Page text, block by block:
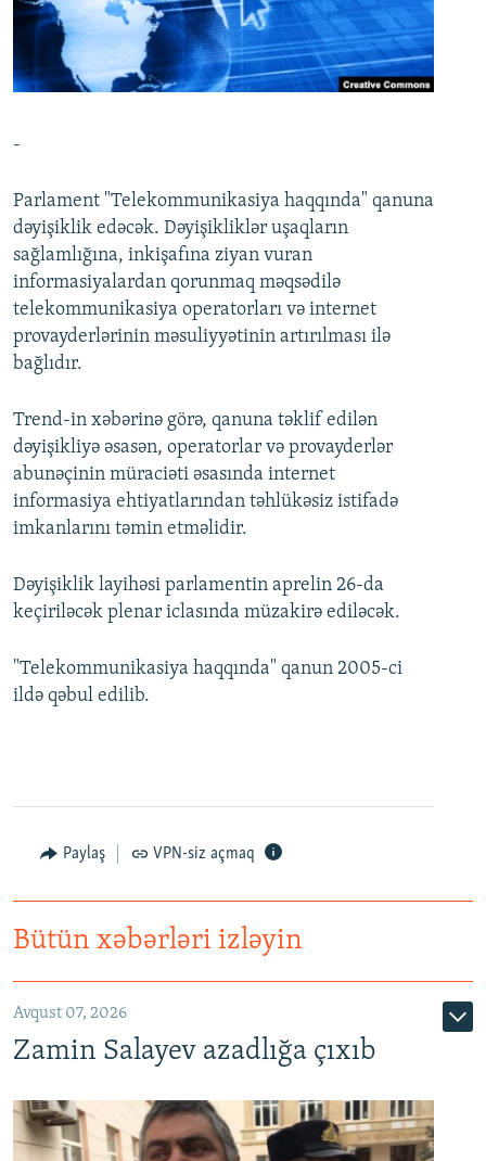
İNFOQRAFIKA
KARIKATURA
AZƏRBAYCAN ƏDƏBIYYATI KITABXANASI
İSLAM VƏ DEMOKRATIYA
MISSIYAMIZ
PEŞƏ ETIKASI VƏ JURNALISTIKA STANDARTLARIMIZ
XƏBƏR BÜLLETENLƏRIMIZ
BIZI IZLƏ
-
Parlament "Telekommunikasiya haqqında" qanuna
dəyişiklik edəcək. Dəyişikliklər uşaqların
sağlamlığına, inkişafına ziyan vuran
informasiyalardan qorunmaq məqsədilə
telekommunikasiya operatorları və internet
provayderlərinin məsuliyyətinin artırılması ilə
bağlıdır.
Trend-in xəbərinə görə, qanuna təklif edilən
dəyişikliyə əsasən, operatorlar və provayderlər
abunəçinin müraciəti əsasında internet
informasiya ehtiyatlarından təhlükəsiz istifadə
imkanlarını təmin etməlidir.
Dəyişiklik layihəsi parlamentin aprelin 26-da
keçiriləcək plenar iclasında müzakirə ediləcək.
"Telekommunikasiya haqqında" qanun 2005-ci
ildə qəbul edilib.
Paylaş VPN-siz açmaq
Bütün xəbərləri izləyin
Avqust 07, 2026
Zamin Salayev azadlığa çıxıb